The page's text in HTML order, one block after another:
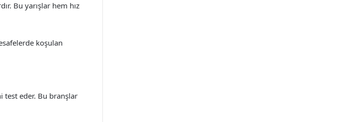
Bu yarışlar hem hız
koşulan
test eder. Bu branşlar